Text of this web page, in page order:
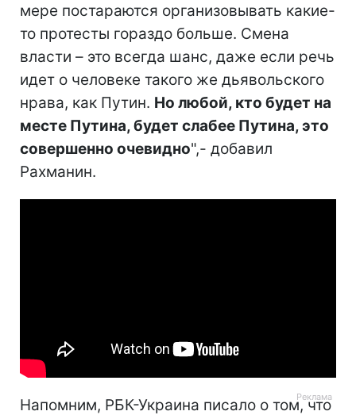
мере постараются организовывать какие-
то протесты гораздо больше. Смена
власти – это всегда шанс, даже если речь
идет о человеке такого же дьявольского
нрава, как Путин. Но любой, кто будет на
месте Путина, будет слабее Путина, это
совершенно очевидно",- добавил
Рахманин.
Напомним, РБК-Украина писало о том, что